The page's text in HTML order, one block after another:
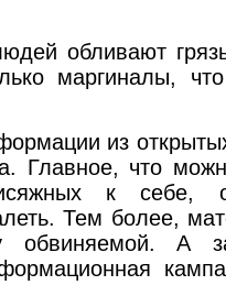
обливают
маргиналы,
из
Главное, что
к себе,
Тем более,
обвиняемой. А